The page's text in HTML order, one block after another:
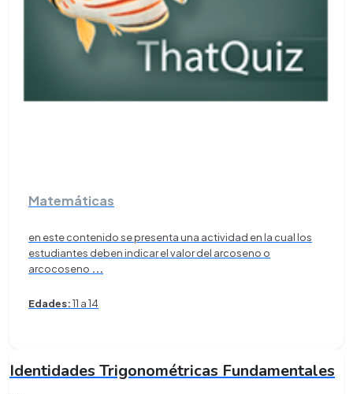
Matemáticas
en este contenido se presenta una actividad en la cual los
estudiantes deben indicar el valor del arcoseno o
arcocoseno ...
Edades:11 a 14
Identidades Trigonométricas Fundamentales